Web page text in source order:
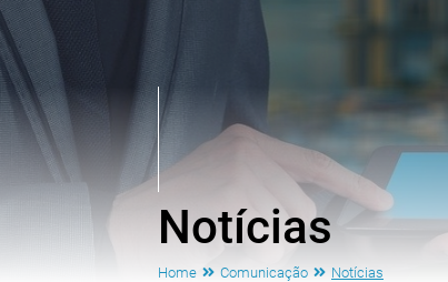
Notícias
Home Comunicação Notícias